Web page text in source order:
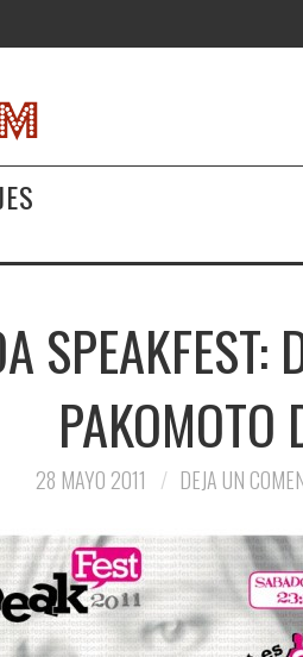
SPEAKFEST:
PAKOMOTO
28 MAYO 2011 DEJA UN